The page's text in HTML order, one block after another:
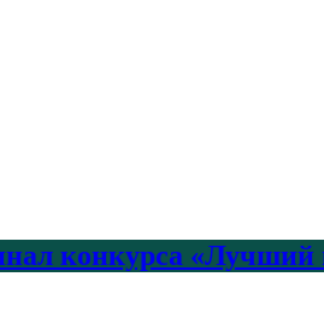
конкурса «Лучший